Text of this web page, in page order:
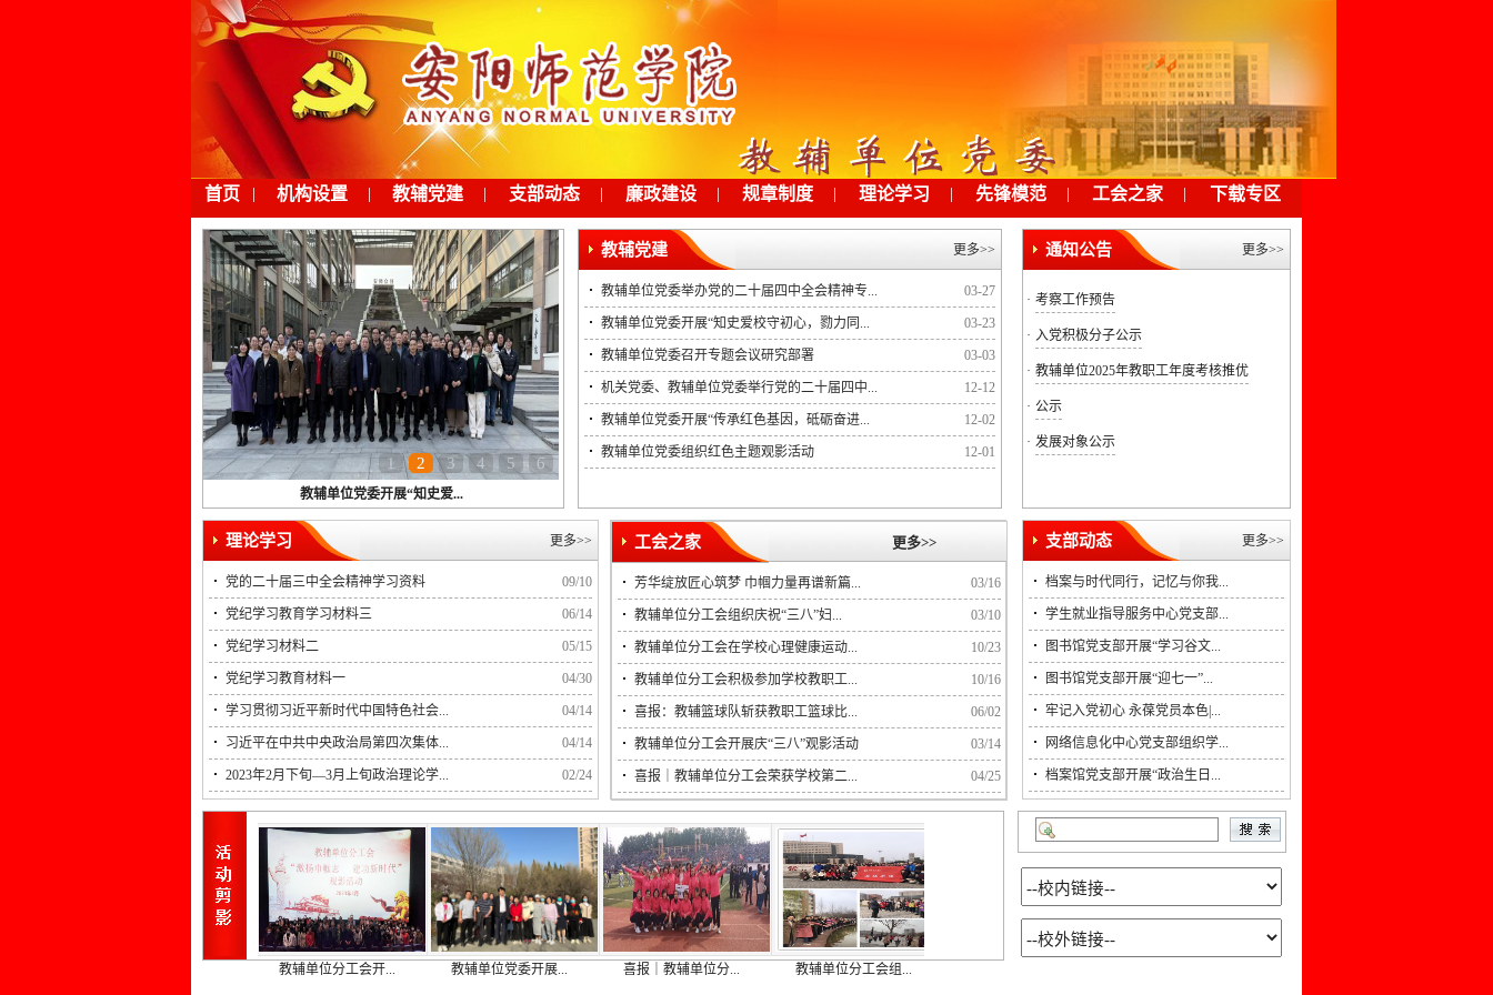
首页 | 机构设置 | 教辅党建 | 支部动态 | 廉政建设 | 规章制度 | 理论学习 | 先锋模范 | 工会之家 | 下载专区
1 2 3 4 5 6
教辅单位党委开展“知史爱...
更多>>
教辅党建
03-27
教辅单位党委举办党的二十届四中全会精神专...
03-23
教辅单位党委开展“知史爱校守初心，勠力同...
03-03
教辅单位党委召开专题会议研究部署
12-12
机关党委、教辅单位党委举行党的二十届四中...
12-02
教辅单位党委开展“传承红色基因，砥砺奋进...
12-01
教辅单位党委组织红色主题观影活动
更多>>
通知公告
· 考察工作预告
入党积极分子公示
教辅单位2025年教职工年度考核推优
公示
发展对象公示
更多>>
理论学习
09/10
党的二十届三中全会精神学习资料
06/14
党纪学习教育学习材料三
05/15
党纪学习材料二
04/30
党纪学习教育材料一
04/14
学习贯彻习近平新时代中国特色社会...
04/14
习近平在中共中央政治局第四次集体...
02/24
2023年2月下旬—3月上旬政治理论学...
工会之家 更多>>
03/16
芳华绽放匠心筑梦 巾帼力量再谱新篇...
03/10
教辅单位分工会组织庆祝“三八”妇...
10/23
教辅单位分工会在学校心理健康运动...
10/16
教辅单位分工会积极参加学校教职工...
06/02
喜报：教辅篮球队斩获教职工篮球比...
03/14
教辅单位分工会开展庆“三八”观影活动
04/25
喜报｜教辅单位分工会荣获学校第二...
更多>>
支部动态
档案与时代同行，记忆与你我...
学生就业指导服务中心党支部...
图书馆党支部开展“学习谷文...
图书馆党支部开展“迎七一”...
牢记入党初心 永葆党员本色|...
网络信息化中心党支部组织学...
档案馆党支部开展“政治生日...
教辅单位分工会开... 教辅单位党委开展... 喜报｜教辅单位分... 教辅单位分工会组...